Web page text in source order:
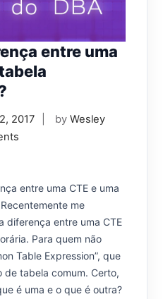
entre uma
2017 by Wesley
entre uma CTE e uma
me
diferença entre uma CTE
Para quem não
Table Expression”, que
de tabela comum. Certo,
é uma e o que é outra?